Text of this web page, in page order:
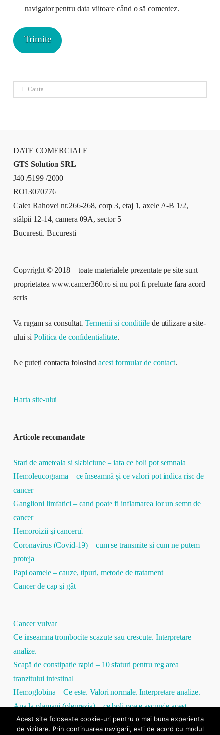
navigator pentru data viitoare când o să comentez.
Cauta
DATE COMERCIALE
GTS Solution SRL
J40 /5199 /2000
RO13070776
Calea Rahovei nr.266-268, corp 3, etaj 1, axele A-B 1/2,
stâlpii 12-14, camera 09A, sector 5
Bucuresti, Bucuresti
Copyright © 2018 – toate materialele prezentate pe site sunt
proprietatea www.cancer360.ro si nu pot fi preluate fara acord
scris.
Va rugam sa consultati Termenii si conditiilede utilizare a site-
ului si Politica de confidentialitate.
Ne puteți contacta folosind acest formular de contact.
Harta site-ului
Articole recomandate
Stari de ameteala si slabiciune – iata ce boli pot semnala
Hemoleucograma – ce înseamnă și ce valori pot indica risc de
cancer
Ganglioni limfatici – cand poate fi inflamarea lor un semn de
cancer
Hemoroizii şi cancerul
Coronavirus (Covid-19) – cum se transmite si cum ne putem
proteja
Papiloamele – cauze, tipuri, metode de tratament
Cancer de cap şi gât
Cancer vulvar
Ce inseamna trombocite scazute sau crescute. Interpretare
analize.
Scapă de constipație rapid – 10 sfaturi pentru reglarea
tranzitului intestinal
Hemoglobina – Ce este. Valori normale. Interpretare analize.
Apa la plamani (pleurezia) – ce boli poate ascunde acest
simptom
Proteina C Reactivă – tot ce trebuie să ştii
Acest site foloseste cookie-uri pentru o mai buna experienta
de vizitare. Prin continuarea navigarii, esti de acord cu modul